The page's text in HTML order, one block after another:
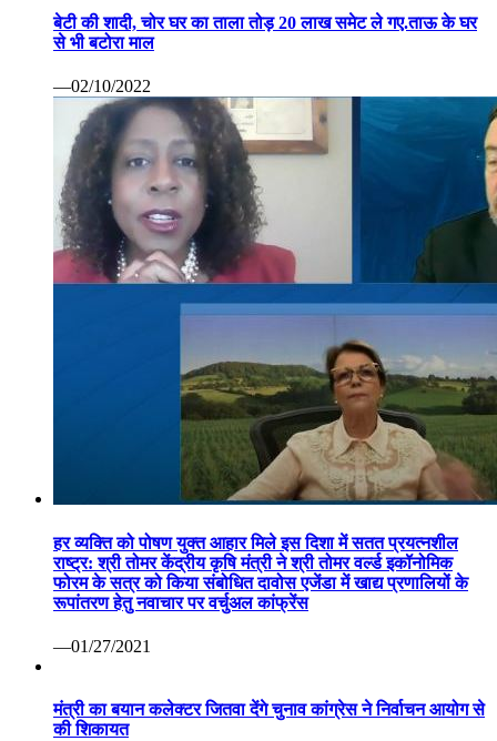
बेटी की शादी, चोर घर का ताला तोड़ 20 लाख समेट ले गए.ताऊ के घर
से भी बटोरा माल
—02/10/2022
हर व्यक्ति को पोषण युक्त आहार मिले इस दिशा में सतत प्रयत्नशील
राष्ट्र: श्री तोमर केंद्रीय कृषि मंत्री ने श्री तोमर वर्ल्ड इकॉनोमिक
फोरम के सत्र को किया संबोधित दावोस एजेंडा में खाद्य प्रणालियों के
रूपांतरण हेतु नवाचार पर वर्चुअल कांफ्रेंस
—01/27/2021
मंत्री का बयान कलेक्टर जितवा देंगे चुनाव कांग्रेस ने निर्वाचन आयोग से
की शिकायत